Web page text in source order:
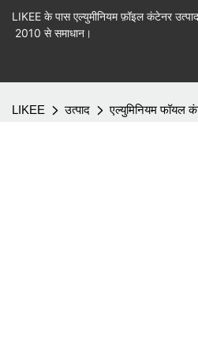
LIKEE के पास एल्युमीनियम फ़ॉइल कंटेनर
2010 से समाधान।
LIKEE उत्पाद एल्युमिनियम फॉयल